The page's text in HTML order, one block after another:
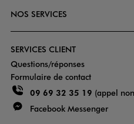
NOS SERVICES
SERVICES CLIENT
Questions/réponses
Formulaire de contact
09 69 32 35 19 (appel
Facebook Messenger